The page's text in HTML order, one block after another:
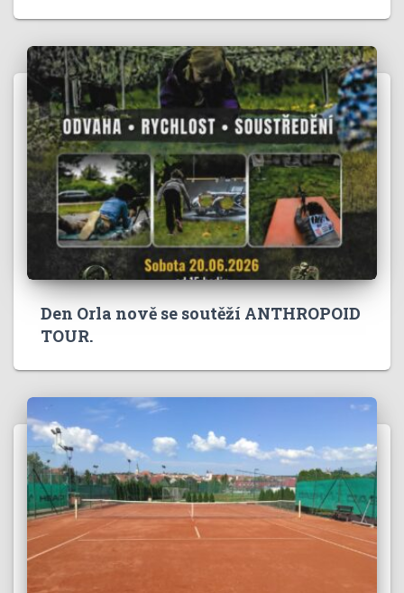
Den Orla nově se soutěží ANTHROPOID
TOUR.